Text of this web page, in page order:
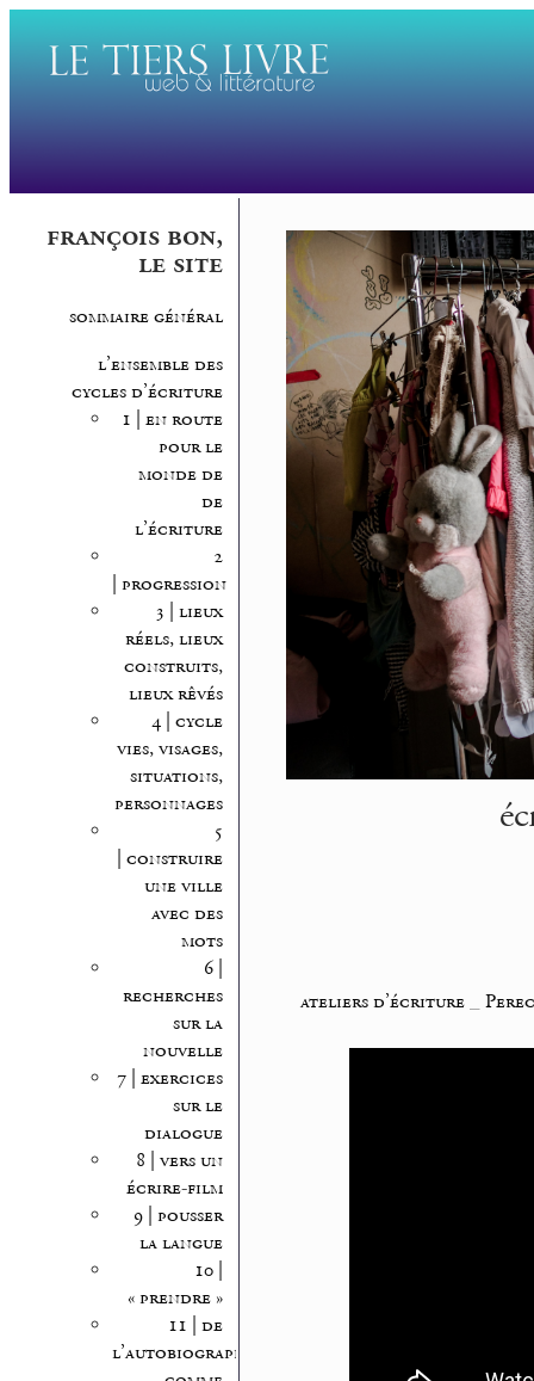
françois bon,
le site
sommaire général
l’ensemble des
cycles d’écriture
1 | en route
pour le
monde de
de
l’écriture
2
| progression
3 | lieux
réels, lieux
construits,
lieux rêvés
4 | cycle
vies, visages,
situations,
personnages
5
| construire
une ville
avec des
mots
6 |
recherches
sur la
nouvelle
7 | exercices
sur le
dialogue
8 | vers un
écrire-film
9 | pousser
la langue
10 |
« prendre »
11 | de
l’autobiographie
ateliers d’écriture_